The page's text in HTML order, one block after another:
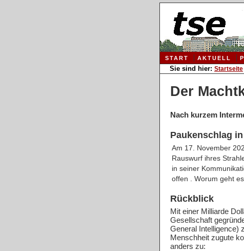
START AKTUELL
Sie sind hier: Startseite
Der
Nach kurzem
Paukenschlag
Am 17. November
Rauswurf ihres
in seiner
offen . Worum geht
Rückblick
Mit einer Milliarde
Gesellschaft
General Intelligence)
Menschheit zugute
anders zu: